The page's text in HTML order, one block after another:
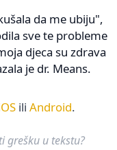
da me ubiju",
sve te probleme
djeca su zdrava
je dr. Means.
ili Android.
grešku u tekstu?